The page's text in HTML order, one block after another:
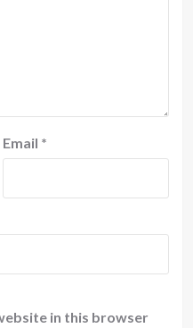
Email *
in this browser